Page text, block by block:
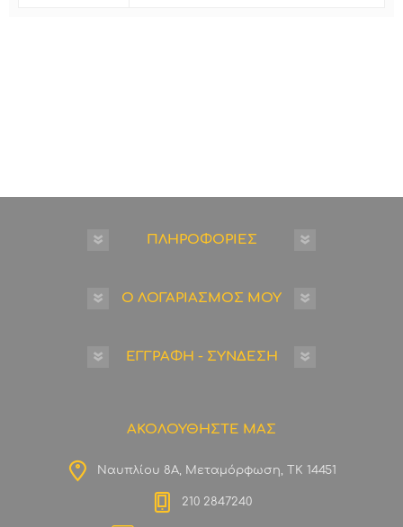
ΠΛΗΡΟΦΟΡΙΕΣ
Ο ΛΟΓΑΡΙΑΣΜΟΣ ΜΟΥ
ΕΓΓΡΑΦΗ - ΣΥΝΔΕΣΗ
ΑΚΟΛΟΥΘΗΣΤΕ ΜΑΣ
Ναυπλίου 8Α, Μεταμόρφωση, ΤΚ 14451
210 2847240